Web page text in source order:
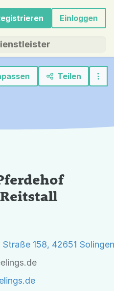
Einloggen
Teilen
158, 42651 Solingen